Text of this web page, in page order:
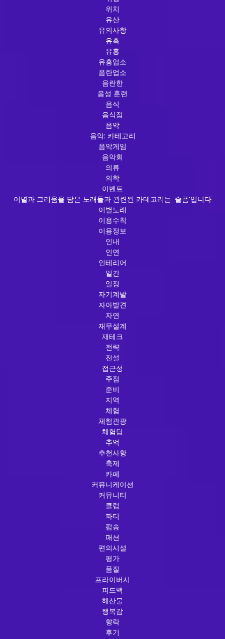
위치
유산
유의사항
유혹
유흥
유흥업소
음란업소
음란한
음성 훈련
음식
음식점
음악
음악: 카테고리
음악게임
음악회
의류
의학
이벤트
이별과 그리움을 담은 노래들과 관련된 카테고리는 '슬픔'입니다
이별노래
이용수칙
이용정보
인내
인연
인테리어
일간
일정
자기계발
자아발견
자연
재무설계
재테크
전략
전설
접근성
주점
준비
지역
체험
체험관광
체험담
추억
추천사항
축제
카페
커뮤니케이션
커뮤니티
클럽
파티
팝송
패션
편의시설
평가
품질
프라이버시
피드백
해산물
행복감
향락
후기